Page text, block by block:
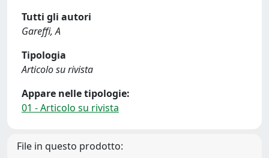
Tutti gli autori
Gareffi, A
Tipologia
Articolo su rivista
Appare nelle tipologie:
01 - Articolo su rivista
File in questo prodotto: